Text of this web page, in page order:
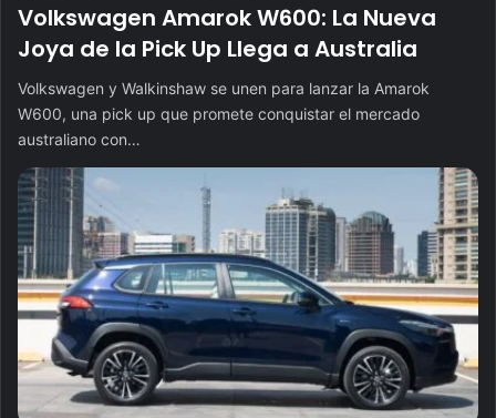
Volkswagen Amarok W600: La Nueva
Joya de la Pick Up Llega a Australia
Volkswagen y Walkinshaw se unen para lanzar la Amarok
W600, una pick up que promete conquistar el mercado
australiano con…